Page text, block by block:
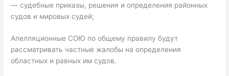
— судебные приказы, решения и определения районных
судов и мировых судей;
Апелляционные СОЮ по общему правилу будут
рассматривать частные жалобы на определения
областных и равных им судов.